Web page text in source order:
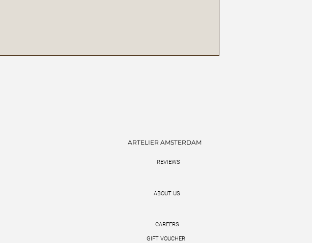
ARTELIER AMSTERDAM
REVIEWS
ABOUT US
CAREERS
GIFT VOUCHER